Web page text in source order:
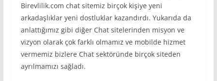
Birevlilik.com chat sitemiz birçok kişiye yeni
arkadaşlıklar yeni dostluklar kazandırdı. Yukarıda da
anlattığımız gibi diğer Chat sitelerinden misyon ve
vizyon olarak çok farklı olmamız ve mobilde hizmet
vermemiz bizlere Chat sektöründe birçok siteden
ayrılmamızı sağladı.